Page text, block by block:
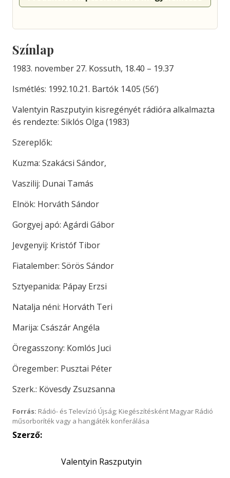
Színlap
1983. november 27. Kossuth, 18.40 – 19.37
Ismétlés: 1992.10.21. Bartók 14.05 (56’)
Valentyin Raszputyin kisregényét rádióra alkalmazta
és rendezte: Siklós Olga (1983)
Szereplők:
Kuzma: Szakácsi Sándor,
Vaszilij: Dunai Tamás
Elnök: Horváth Sándor
Gorgyej apó: Agárdi Gábor
Jevgenyij: Kristóf Tibor
Fiatalember: Sörös Sándor
Sztyepanida: Pápay Erzsi
Natalja néni: Horváth Teri
Marija: Császár Angéla
Öregasszony: Komlós Juci
Öregember: Pusztai Péter
Szerk.: Kövesdy Zsuzsanna
Forrás: Rádió- és Televízió Újság; Kiegészítésként Magyar Rádió
műsorboríték vagy a hangjáték konferálása
Szerző:
Valentyin Raszputyin